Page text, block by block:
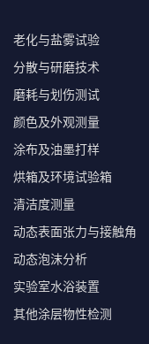
老化与盐雾试验
分散与研磨技术
磨耗与划伤测试
颜色及外观测量
涂布及油墨打样
烘箱及环境试验箱
清洁度测量
动态表面张力与接触角
动态泡沫分析
实验室水浴装置
其他涂层物性检测